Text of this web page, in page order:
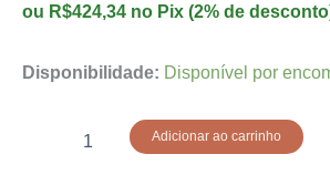
ou R$424,34 no Pix (2% de
Disponibilidade: Disponível por
Pentatonico
Adicionar ao carrinho